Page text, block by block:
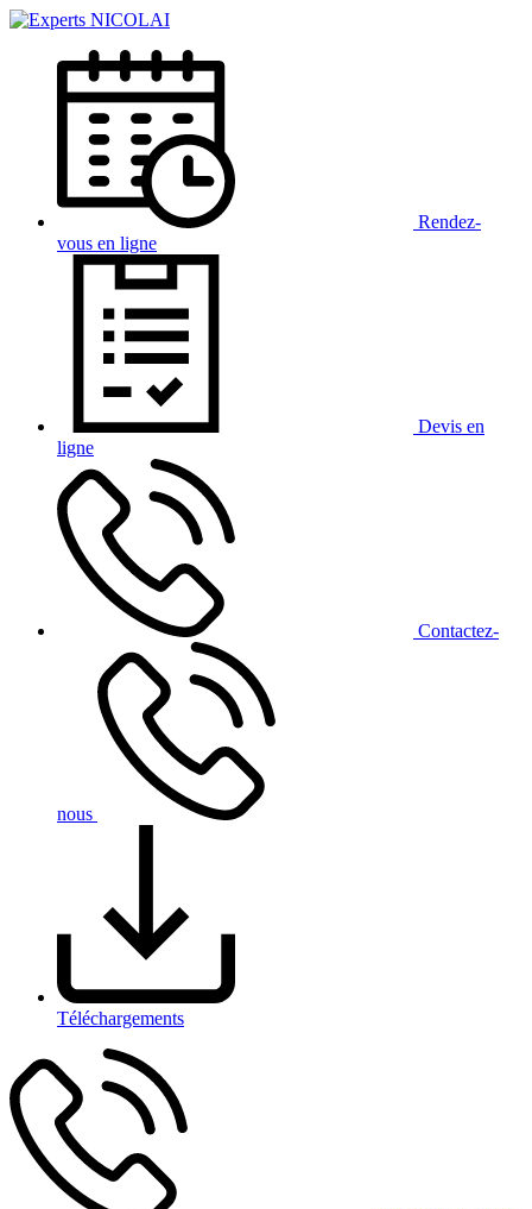
Rendez-
vous en ligne
Devis en
ligne
Contactez-
nous
Téléchargements